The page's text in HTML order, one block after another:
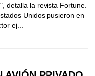
detalla la revista Fortune.
Unidos pusieron en
ej...